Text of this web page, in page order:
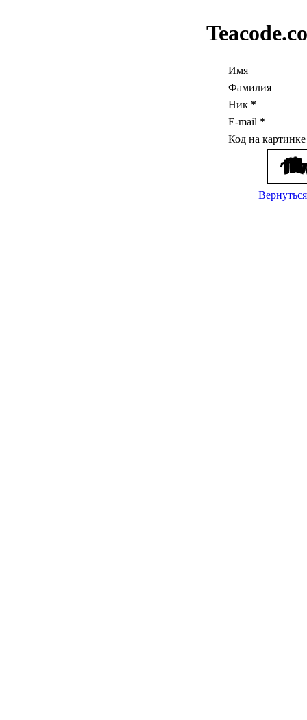
Имя
Фамилия
Ник *
E-mail *
Код на
Вернуться